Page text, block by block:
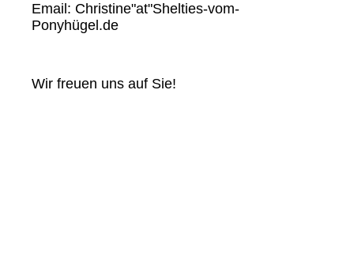
Email: Christine"at"Shelties-vom-
Ponyhügel.de
Wir freuen uns auf Sie!